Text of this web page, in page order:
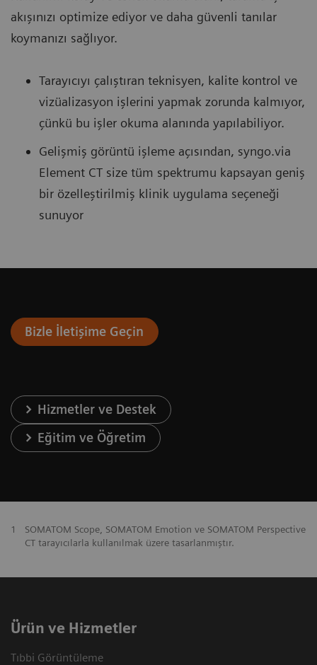
akışınızı optimize ediyor ve daha güvenli tanılar
koymanızı sağlıyor.
Tarayıcıyı çalıştıran teknisyen, kalite kontrol ve
vizüalizasyon işlerini yapmak zorunda kalmıyor,
çünkü bu işler okuma alanında yapılabiliyor.
Gelişmiş görüntü işleme açısından, syngo.via
Element CT size tüm spektrumu kapsayan geniş
bir özelleştirilmiş klinik uygulama seçeneği
sunuyor
Bizle İletişime Geçin
Hizmetler ve Destek
Eğitim ve Öğretim
1
SOMATOM Scope, SOMATOM Emotion ve SOMATOM Perspective
CT tarayıcılarla kullanılmak üzere tasarlanmıştır.
Ürün ve Hizmetler
Tıbbi Görüntüleme